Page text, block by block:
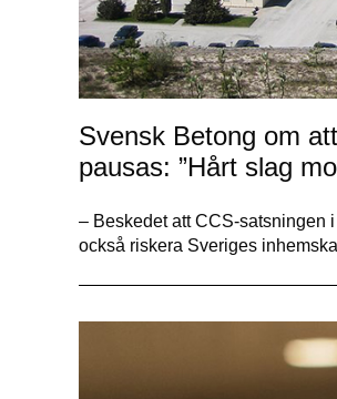
Svensk Betong om
pausas: ”Hårt slag
– Beskedet att CCS-satsningen
också riskera Sveriges